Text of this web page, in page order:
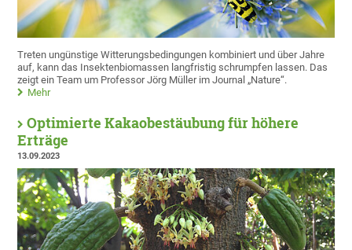
Treten ungünstige Witterungsbedingungen kombiniert und über Jahre
auf, kann das Insektenbiomassen langfristig schrumpfen lassen. Das
zeigt ein Team um Professor Jörg Müller im Journal „Nature“.
Mehr
Optimierte Kakaobestäubung für höhere
Erträge
13.09.2023